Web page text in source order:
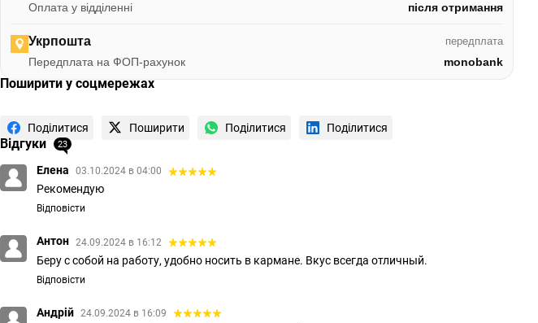
Оплата у відділенні
після отримання
Укрпошта передплата
Передплата на ФОП-рахунок monobank
Поширити у соцмережах
Поділитися Поширити Поділитися Поділитися
Відгуки 23
Елена 03.10.2024 в 04:00
Рекомендую
Відповісти
Антон 24.09.2024 в 16:12
Беру с собой на работу, удобно носить в кармане. Вкус всегда отличный.
Відповісти
Андрій 24.09.2024 в 16:09